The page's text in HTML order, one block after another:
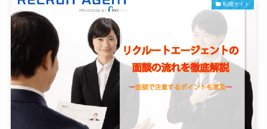
転職サイト